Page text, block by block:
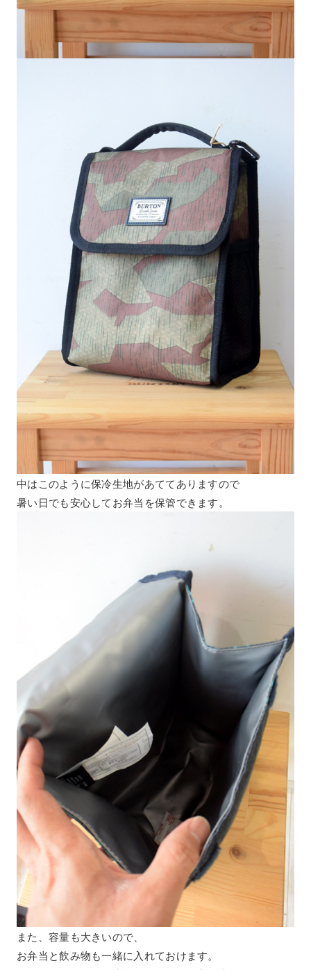
中はこのように保冷生地があててありますので
暑い日でも安心してお弁当を保管できます。
また、容量も大きいので、
お弁当と飲み物も一緒に入れておけます。